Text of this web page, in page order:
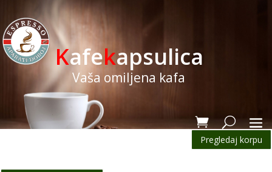
Kafekapsulica
Vaša omiljena kafa
Pregledaj korpu